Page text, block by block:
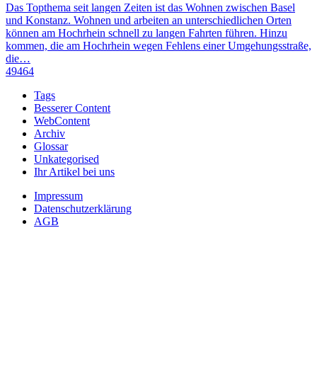
Das Topthema seit langen Zeiten ist das Wohnen zwischen Basel
und Konstanz. Wohnen und arbeiten an unterschiedlichen Orten
können am Hochrhein schnell zu langen Fahrten führen. Hinzu
kommen, die am Hochrhein wegen Fehlens einer Umgehungsstraße,
die…
49464
Tags
Besserer Content
WebContent
Archiv
Glossar
Unkategorised
Ihr Artikel bei uns
Impressum
Datenschutzerklärung
AGB